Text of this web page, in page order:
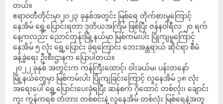
တယ်။
ဧရာဝတီတိုင်းမှာ၂၀၂၃ ခုနှစ်အတွင်း မြစ်ရေ တိုက်စားမှုကြောင့်
နေအိမ် ရွှေ့ပြောင်းရတာ ဒုတိယအကြိမ် ဖြစ်ပြီး ဇန်နဝါရီလ ၂၀ ရက်
နေ့ကလည်း ညောင်တုန်းမြို့နယ်မှာ မြစ်ကမ်းပါး ပြိုကျမှုကြောင့်
နေအိမ် ၅ လုံး ရွှေ့ပြောင်း ခဲ့ရကြောင်း ဘေးအန္တရာယ် ဆိုင်ရာ စီမံ
ခန့်ခွဲရေး ဦးစီးဌာနက ပြောပါတယ်။
၂၀၂၂ ခုနှစ် အတွင်းက ကန်ကြီးထောင့်၊ ဝါးခယ်မ၊ ပန်းတနော်
မြို့နယ်တွေမှာ မြစ်ကမ်းပါး ပြိုကျခြင်းကြောင့် လူနေအိမ် ၃၈ လုံး
အရေးပေါ် ရွှေ့ပြောင်းပေးခဲ့ရပြီး ဆန်စက် ဂိုထောင် တစ်လုံး၊ ချောင်း
ကူး ကွန်ကရစ် တံတား တစ်စင်းနဲ့ လူနေအိမ် တစ်လုံး မြစ်ရေနဲ့အတူ